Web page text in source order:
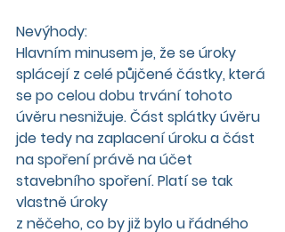
Nevýhody:
Hlavním minusem je, že se úroky
splácejí z celé půjčené částky, která
se po celou dobu trvání tohoto
úvěru nesnižuje. Část splátky úvěru
jde tedy na zaplacení úroku a část
na spoření právě na účet
stavebního spoření. Platí se tak
vlastně úroky
z něčeho, co by již bylo u řádného